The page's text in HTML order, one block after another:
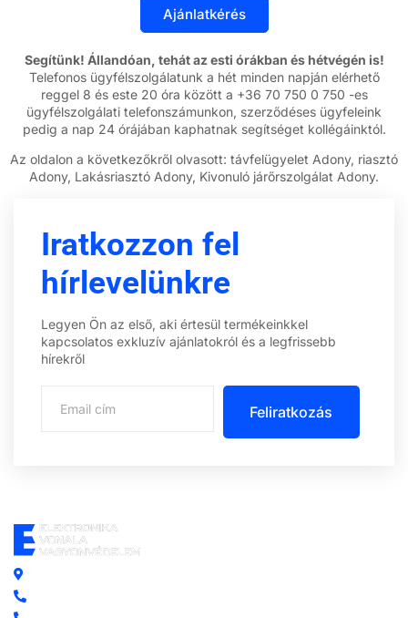
Segítünk! Állandóan, tehát az esti órákban és hétvégén is!
Telefonos ügyfélszolgálatunk a hét minden napján elérhető
reggel 8 és este 20 óra között a +36 70 750 0 750 -es
ügyfélszolgálati telefonszámunkon, szerződéses ügyfeleink
pedig a nap 24 órájában kaphatnak segítséget kollégáinktól.
Az oldalon a következőkről olvasott: távfelügyelet Adony, riasztó
Adony, Lakásriasztó Adony, Kivonuló járőrszolgálat Adony.
Iratkozzon fel
hírlevelünkre
Legyen Ön az első, aki értesül termékeinkkel
kapcsolatos exkluzív ajánlatokról és a legfrissebb
hírekről
Feliratkozás